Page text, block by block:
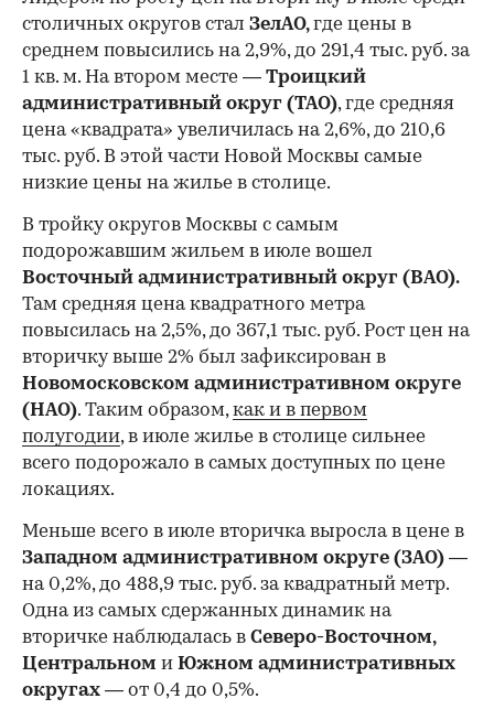
столичных округов стал ЗелАО,где цены в
среднем повысились на 2,9%, до 291,4 тыс. руб. за
1 кв. м. На втором месте — Троицкий
административный округ (ТАО), где средняя
цена «квадрата» увеличилась на 2,6%, до 210,6
тыс. руб. В этой части Новой Москвы самые
низкие цены на жилье в столице.
В тройку округов Москвы с самым
подорожавшим жильем в июле вошел
Восточный административный округ (ВАО).
Там средняя цена квадратного метра
повысилась на 2,5%, до 367,1 тыс. руб. Рост цен на
вторичку выше 2% был зафиксирован в
Новомосковском административном округе
(НАО). Таким образом,как и в первом
полугодии, в июле жилье в столице сильнее
всего подорожало в самых доступных по цене
локациях.
Меньше всего в июле вторичка выросла в цене в
Западном административном округе (ЗАО) —
на 0,2%, до 488,9 тыс. руб. за квадратный метр.
Одна из самых сдержанных динамик на
вторичке наблюдалась в Северо-Восточном,
Центральном и Южном административных
округах — от 0,4 до 0,5%.